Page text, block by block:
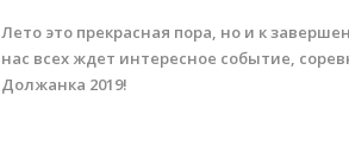
Лето это прекрасная пора, но и к
нас всех ждет интересное событие,
Должанка 2019!